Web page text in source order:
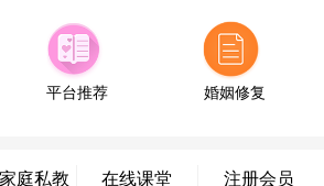
福建-厦门 159****4462
53分钟前
微信用户 凌乱小羊 通过此页面咨询，已获得专属情
平台推荐 婚姻修复
庭私教 在线课堂 注册会员